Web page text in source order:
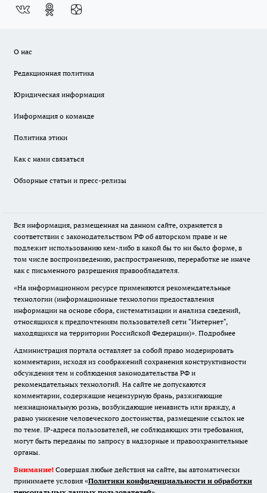
О нас
Редакционная политика
Юридическая информация
Информация о команде
Политика этики
Как с нами связаться
Обзорные статьи и пресс-релизы
Вся информация, размещенная на данном сайте, охраняется в
соответствии с законодательством РФ об авторском праве и не
подлежит использованию кем-либо в какой бы то ни было форме, в
том числе воспроизведению, распространению, переработке не иначе
как с письменного разрешения правообладателя.
«На информационном ресурсе применяются рекомендательные
технологии (информационные технологии предоставления
информации на основе сбора, систематизации и анализа сведений,
относящихся к предпочтениям пользователей сети "Интернет",
находящихся на территории Российской Федерации)». Подробнее
Администрация портала оставляет за собой право модерировать
комментарии, исходя из соображений сохранения конструктивности
обсуждения тем и соблюдения законодательства РФ и
рекомендательных технологий. На сайте не допускаются
комментарии, содержащие нецензурную брань, разжигающие
межнациональную рознь, возбуждающие ненависть или вражду, а
равно унижение человеческого достоинства, размещение ссылок не
по теме. IP-адреса пользователей, не соблюдающих эти требования,
могут быть переданы по запросу в надзорные и правоохранительные
органы.
Внимание! Совершая любые действия на сайте, вы автоматически
принимаете условия «Политики конфиденциальности и обработки